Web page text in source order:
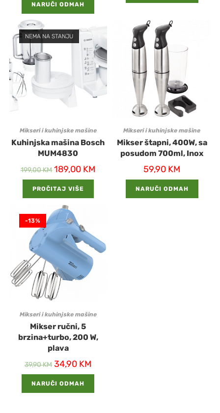
NARUČI ODMAH
NEMA NA STANJU
Mikseri i kuhinjske mašine
Kuhinjska mašina Bosch
MUM4830
199,00KM 189,00 KM
PROČITAJ VIŠE
Mikseri i kuhinjske mašine
Mikser štapni, 400W, sa
posudom 700ml, Inox
59,90 KM
NARUČI ODMAH
-13%
Mikseri i kuhinjske mašine
Mikser ručni, 5
brzina+turbo, 200 W,
plava
39,90KM 34,90 KM
NARUČI ODMAH